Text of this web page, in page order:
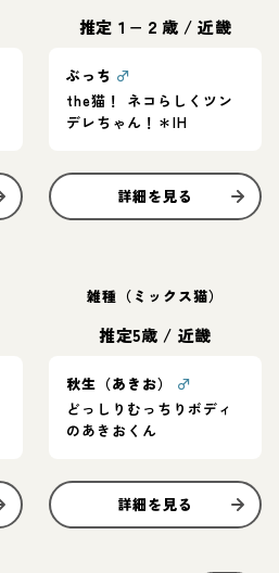
推定１−２歳 /近畿
ぶっち ♂
the猫！ ネコらしくツン
デレちゃん！＊IH
詳細を見る
雑種（ミックス猫）
推定5歳 / 近畿
秋生（あきお）
♂
どっしりむっちりボディ
のあきおくん
詳細を見る